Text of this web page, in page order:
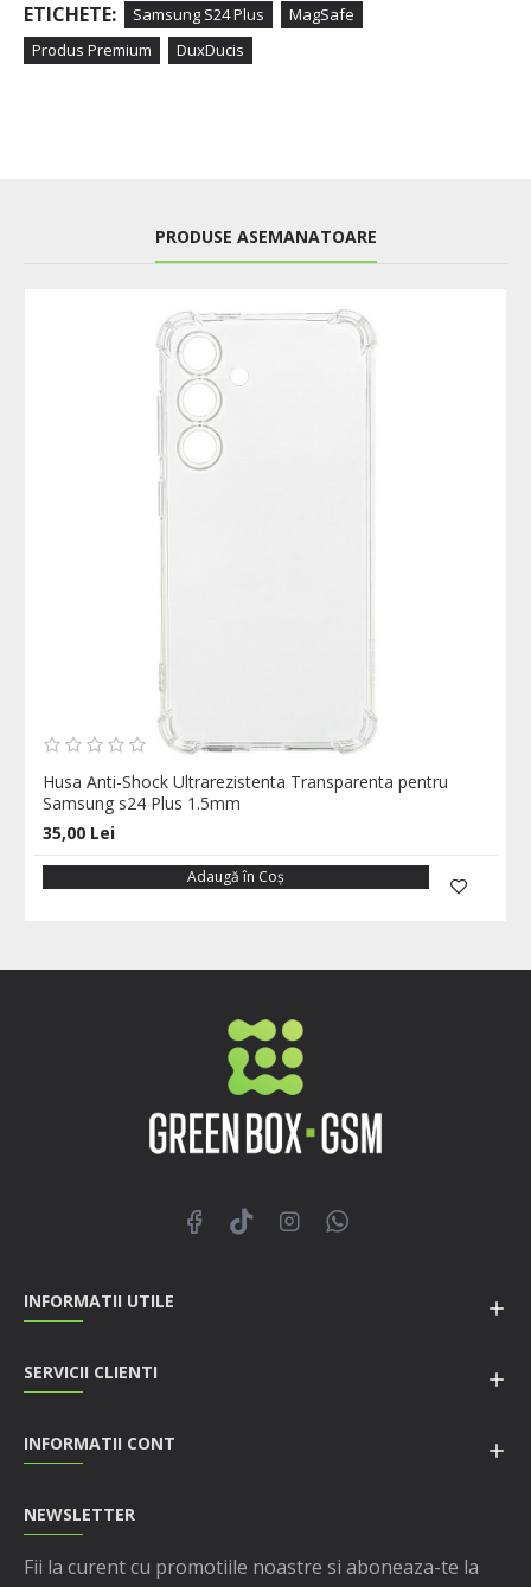
ETICHETE: Samsung S24 Plus
MagSafe
Produs Premium
DuxDucis
PRODUSE ASEMANATOARE
Husa Anti-Shock Ultrarezistenta Transparenta pentru
Samsung s24 Plus 1.5mm
35,00 Lei
Adaugă în Coş
INFORMATII UTILE
SERVICII CLIENTI
INFORMATII CONT
NEWSLETTER
Fii la curent cu promotiile noastre si aboneaza-te la